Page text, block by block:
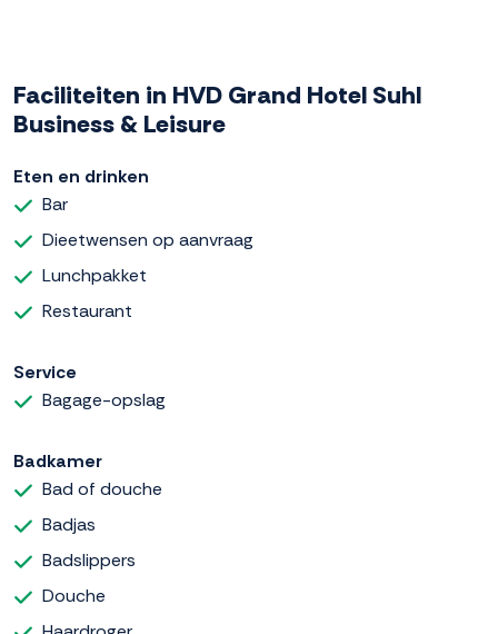
Faciliteiten in HVD Grand Hotel Suhl
Business & Leisure
Eten en drinken
Bar
Dieetwensen op aanvraag
Lunchpakket
Restaurant
Service
Bagage-opslag
Badkamer
Bad of douche
Badjas
Badslippers
Douche